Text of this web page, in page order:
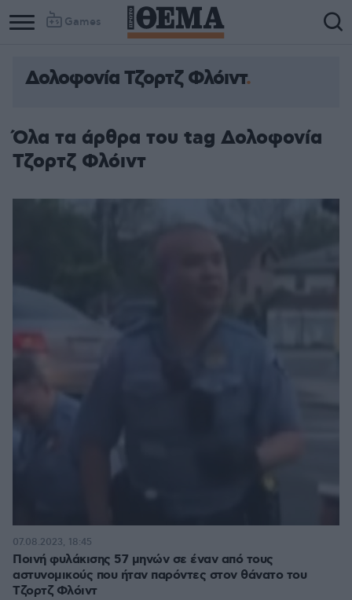
Games
Δολοφονία Τζορτζ Φλόιντ
Όλα τα άρθρα του tag Δολοφονία
Τζορτζ Φλόιντ
Ποινή φυλάκισης 57 μηνών σε έναν από τους
αστυνομικούς που ήταν παρόντες στον θάνατο του
Τζορτζ Φλόιντ
07.08.2023, 18:45